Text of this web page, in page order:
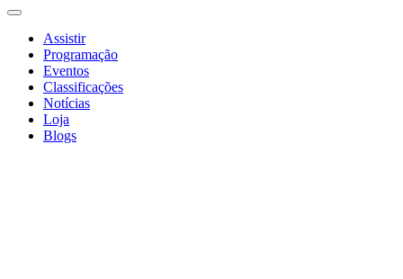
Assistir
Programação
Eventos
Classificações
Notícias
Loja
Blogs